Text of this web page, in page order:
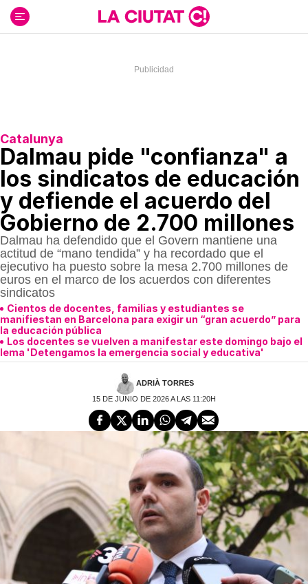
contenido
Catalunya
Dalmau pide "confianza" a
los sindicatos de educación
y defiende el acuerdo del
Gobierno de 2.700 millones
Dalmau ha defendido que el Govern mantiene una
actitud de “mano tendida” y ha recordado que el
ejecutivo ha puesto sobre la mesa 2.700 millones de
euros en el marco de los acuerdos con diferentes
sindicatos
Cientos de docentes, familias y estudiantes se
manifiestan en Barcelona para exigir un “gran acuerdo” para
la educación pública
Los docentes se vuelven a manifestar este domingo bajo el
lema 'Detengamos la emergencia social y educativa'
ADRIÀ TORRES
15 DE JUNIO DE 2026 A LAS 11:20H